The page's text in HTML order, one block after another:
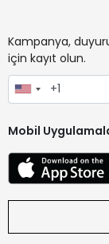
Kampanya,
için kayıt olun.
Mobil